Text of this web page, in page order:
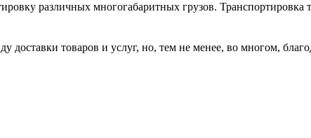
различных многогабаритных грузов. Транспортировка
доставки товаров и услуг, но, тем не менее, во многом,